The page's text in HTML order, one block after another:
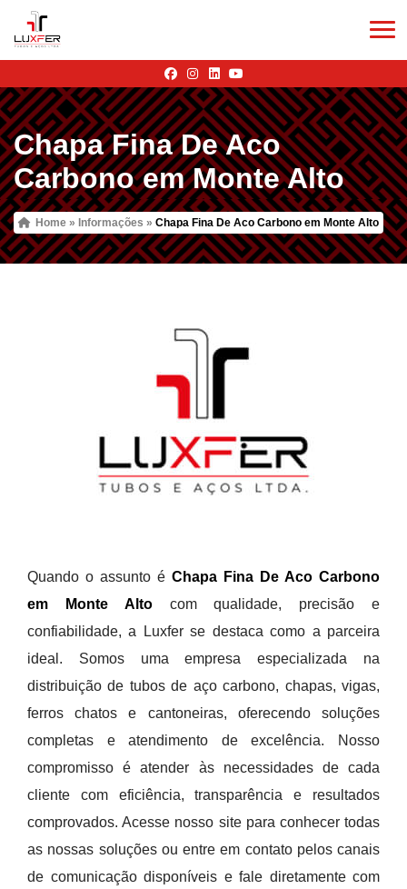
Chapa Fina De Aco
Carbono em Monte Alto
Home » Informações » Chapa Fina De Aco Carbono em Monte Alto
Quando o assunto é Chapa Fina De Aco Carbono
em Monte Altocom qualidade, precisão e
confiabilidade, a Luxfer se destaca como a parceira
ideal. Somos uma empresa especializada na
distribuição de tubos de aço carbono, chapas, vigas,
ferros chatos e cantoneiras, oferecendo soluções
completas e atendimento de excelência. Nosso
compromisso é atender às necessidades de cada
cliente com eficiência, transparência e resultados
comprovados. Acesse nosso site para conhecer todas
as nossas soluções ou entre em contato pelos canais
de comunicação disponíveis e fale diretamente com